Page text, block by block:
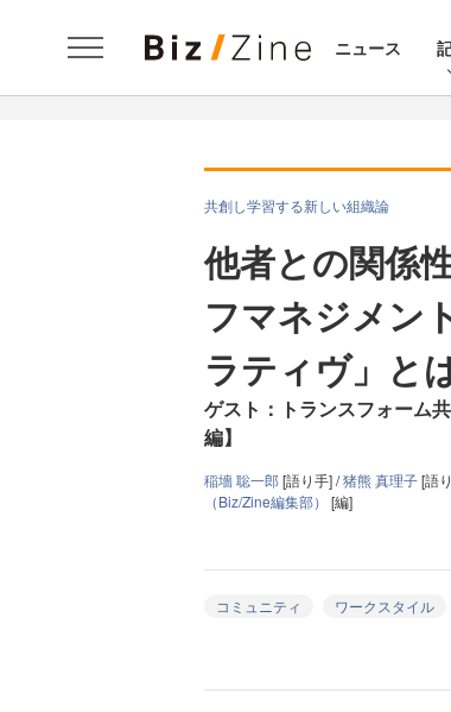
ニュース
共創し学習する新しい組織論
他者との関係
フマネジメン
ラティヴ」と
ゲスト：トランスフォーム
編】
稲墻 聡一郎[語り手] /猪熊 真理子[語
（Biz/Zine編集部） [編]
コミュニティ ワークスタイル